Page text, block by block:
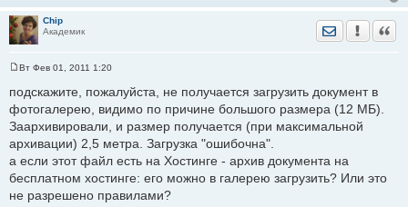
н
и
е
Chip
Академик
Отправить
о
б
е
н
е
Вт Фев 01, 2011 1:20
подскажите, пожалуйста, не получается загрузить документ в
фотогалерею, видимо по причине большого размера (12 МБ).
Заархивировали, и размер получается (при максимальной
архивации) 2,5 метра. Загрузка "ошибочна".
а если этот файл есть на Хостинге - архив документа на
бесплатном хостинге: его можно в галерею загрузить? Или это
не разрешено правилами?